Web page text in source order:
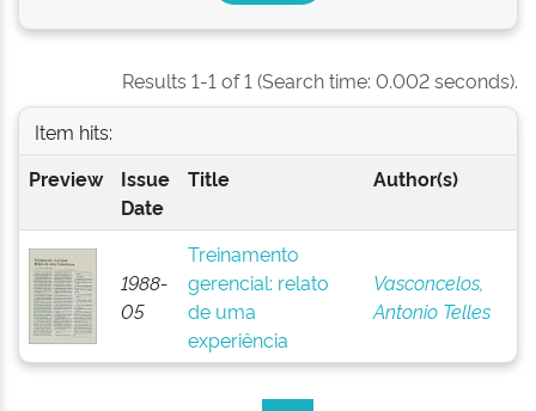
Results 1-1 of 1 (Search time: 0.002 seconds).
Item hits:
Preview
Issue
Date
Title Author(s)
1988-
05
Treinamento
gerencial: relato
de uma
experiência
Vasconcelos,
Antonio Telles